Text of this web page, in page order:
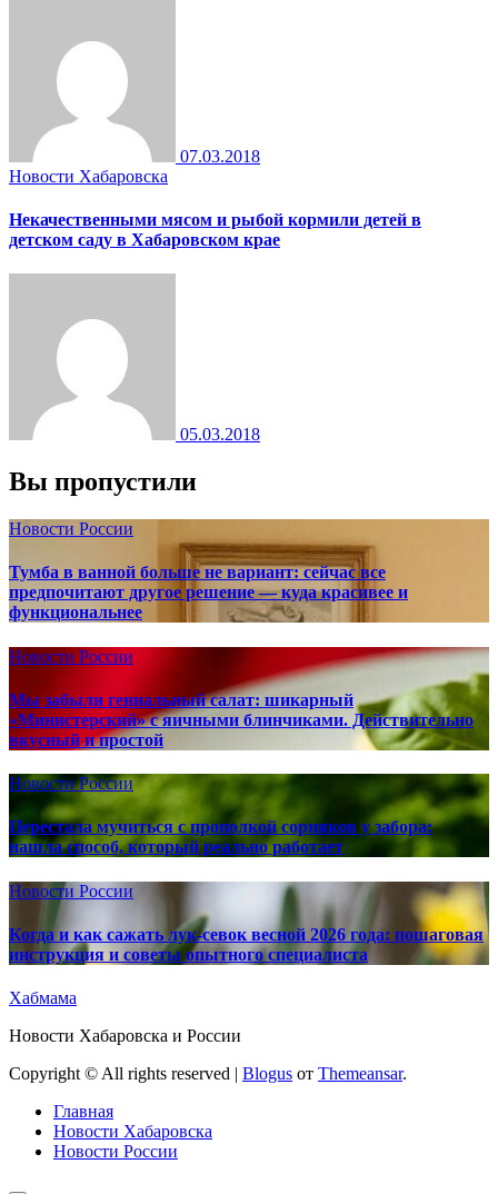
07.03.2018
Новости Хабаровска
Некачественными мясом и рыбой кормили детей в
детском саду в Хабаровском крае
05.03.2018
Вы пропустили
Новости России
Тумба в ванной больше не вариант: сейчас все
предпочитают другое решение — куда красивее и
функциональнее
Новости России
Мы забыли гениальный салат: шикарный
«Министерский» с яичными блинчиками. Действительно
вкусный и простой
Новости России
Перестала мучиться с прополкой сорняков у забора:
нашла способ, который реально работает
Новости России
Когда и как сажать лук-севок весной 2026 года: пошаговая
инструкция и советы опытного специалиста
Хабмама
Новости Хабаровска и России
Copyright © All rights reserved | Blogus от Themeansar.
Главная
Новости Хабаровска
Новости России